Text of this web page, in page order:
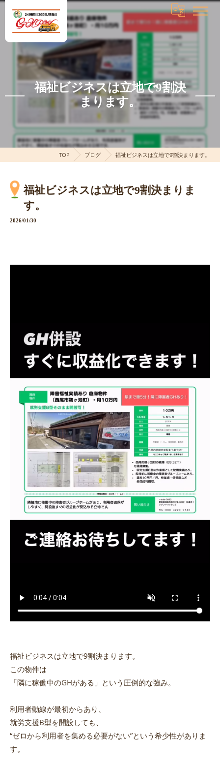
福祉ビジネスは立地で9割決
まります。
TOP ブログ 福祉ビジネスは立地で9割決まります。
福祉ビジネスは立地で9割決まりま
す。
2026/01/30
福祉ビジネスは立地で9割決まります。
この物件は
「隣に稼働中のGHがある」という圧倒的な強み。
利用者動線が最初からあり、
就労支援B型を開設しても、
“ゼロから利用者を集める必要がない”という希少性がありま
す。